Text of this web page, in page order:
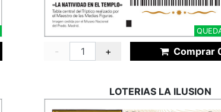
- + Comprar
LOTERIAS LA ILUSION